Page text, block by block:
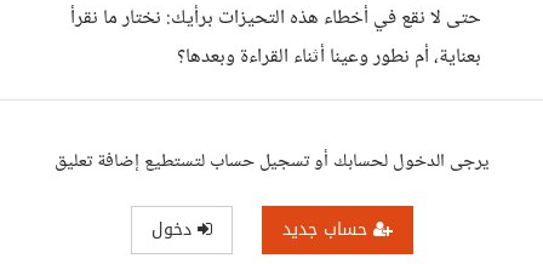
حتى لا نقع في أخطاء هذه التحيزات برأيك: نختار ما نقرأ
بعناية، أم نطور وعينا أثناء القراءة وبعدها؟
يرجى الدخول لحسابك أو تسجيل حساب لتستطيع إضافة تعليق
حساب جديد دخول